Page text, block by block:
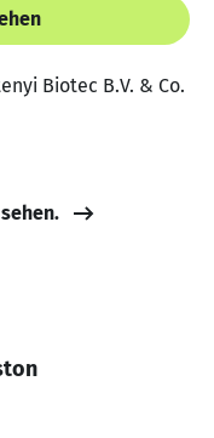
Biotec B.V. & Co.